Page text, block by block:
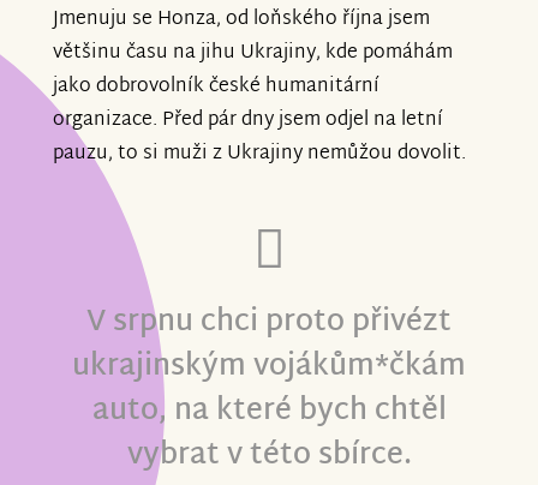
Jmenuju se Honza, od loňského října jsem
většinu času na jihu Ukrajiny, kde pomáhám
jako dobrovolník české humanitární
organizace. Před pár dny jsem odjel na letní
pauzu, to si muži z Ukrajiny nemůžou dovolit.
V srpnu chci proto přivézt
ukrajinským vojákům*čkám
auto, na které bych chtěl
vybrat v této sbírce.